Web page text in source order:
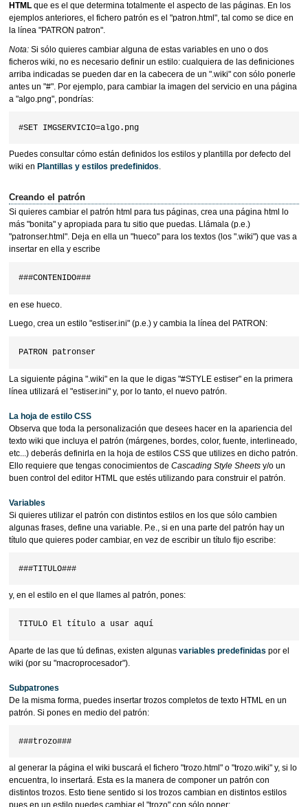
HTMLque es el que determina totalmente el aspecto de las páginas. En los
ejemplos anteriores, el fichero patrón es el "patron.html", tal como se dice en
la línea "PATRON patron".
Nota:Si sólo quieres cambiar alguna de estas variables en uno o dos
ficheros wiki, no es necesario definir un estilo: cualquiera de las definiciones
arriba indicadas se pueden dar en la cabecera de un ".wiki" con sólo ponerle
antes un "#". Por ejemplo, para cambiar la imagen del servicio en una página
a "algo.png", pondrías:
Puedes consultar cómo están definidos los estilos y plantilla por defecto del
wiki en Plantillas y estilos predefinidos.
Creando el patrón
Si quieres cambiar el patrón html para tus páginas, crea una página html lo
más "bonita" y apropiada para tu sitio que puedas. Llámala (p.e.)
"patronser.html". Deja en ella un "hueco" para los textos (los ".wiki") que vas a
insertar en ella y escribe
en ese hueco.
Luego, crea un estilo "estiser.ini" (p.e.) y cambia la línea del PATRON:
La siguiente página ".wiki" en la que le digas "#STYLE estiser" en la primera
línea utilizará el "estiser.ini" y, por lo tanto, el nuevo patrón.
La hoja de estilo CSS
Observa que toda la personalización que desees hacer en la apariencia del
texto wiki que incluya el patrón (márgenes, bordes, color, fuente, interlineado,
etc...) deberás definirla en la hoja de estilos CSS que utilizes en dicho patrón.
Ello requiere que tengas conocimientos de Cascading Style Sheetsy/o un
buen control del editor HTML que estés utilizando para construir el patrón.
Variables
Si quieres utilizar el patrón con distintos estilos en los que sólo cambien
algunas frases, define una variable. P.e., si en una parte del patrón hay un
título que quieres poder cambiar, en vez de escribir un título fijo escribe:
y, en el estilo en el que llames al patrón, pones:
Aparte de las que tú definas, existen algunas variables predefinidas por el
wiki (por su "macroprocesador").
Subpatrones
De la misma forma, puedes insertar trozos completos de texto HTML en un
patrón. Si pones en medio del patrón:
al generar la página el wiki buscará el fichero "trozo.html" o "trozo.wiki" y, si lo
encuentra, lo insertará. Esta es la manera de componer un patrón con
distintos trozos. Esto tiene sentido si los trozos cambian en distintos estilos
pues en un estilo puedes cambiar el "trozo" con sólo poner: